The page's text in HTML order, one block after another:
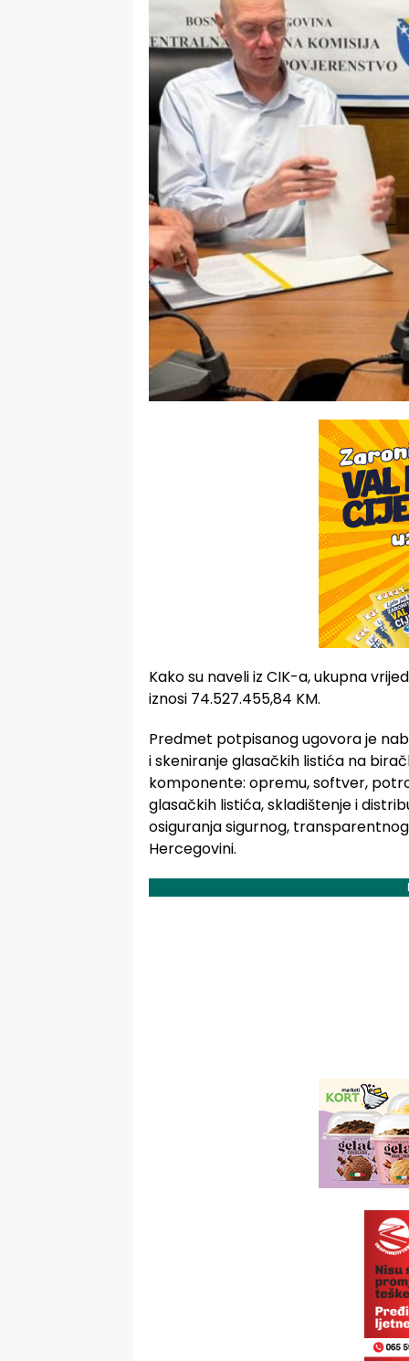
Kako su naveli iz CIK-a, ukupna
iznosi 74.527.455,84 KM.
Predmet potpisanog ugovora je
i skeniranje glasačkih listića na
komponente: opremu, softver,
glasačkih listića, skladištenje i
osiguranja sigurnog,
Hercegovini.